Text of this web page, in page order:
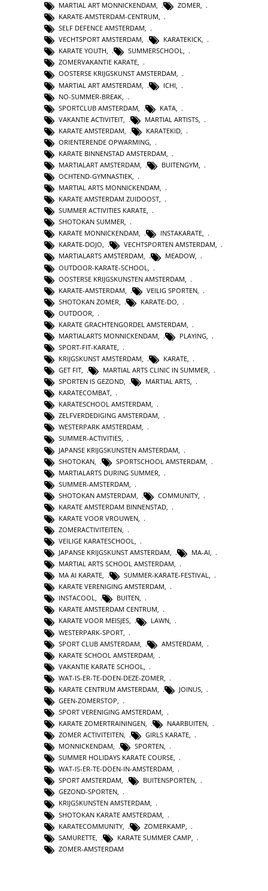
MARTIAL ART MONNICKENDAM, ZOMER,
KARATE-AMSTERDAM-CENTRUM,
SELF DEFENCE AMSTERDAM,
VECHTSPORT AMSTERDAM, KARATEKICK,
KARATE YOUTH, SUMMERSCHOOL,
ZOMERVAKANTIE KARATE,
OOSTERSE KRIJGSKUNST AMSTERDAM,
MARTIAL ART AMSTERDAM
ICHI
NO-SUMMER-BREAK
SPORTCLUB AMSTERDAM
KATA
VAKANTIE ACTIVITEIT
MARTIAL ARTISTS
KARATE AMSTERDAM
KARATEKID
ORIENTERENDE OPWARMING
KARATE BINNENSTAD AMSTERDAM
MARTIALART AMSTERDAM
BUITENGYM
OCHTEND-GYMNASTIEK,
MARTIAL ARTS MONNICKENDAM,
KARATE AMSTERDAM ZUIDOOST,
SUMMER ACTIVITIES KARATE,
SHOTOKAN SUMMER,
KARATE MONNICKENDAM, INSTAKARATE,
KARATE-DOJO, VECHTSPORTEN AMSTERDAM,
MARTIALARTS AMSTERDAM, MEADOW,
OUTDOOR-KARATE-SCHOOL
OOSTERSE KRIJGSKUNSTEN AMSTERDAM
KARATE-AMSTERDAM
VEILIG SPORTEN
SHOTOKAN ZOMER
KARATE-DO
OUTDOOR
KARATE GRACHTENGORDEL AMSTERDAM
MARTIALARTS MONNICKENDAM
PLAYING
SPORT-FIT-KARATE
KRIJGSKUNST AMSTERDAM, KARATE,
GET FIT, MARTIAL ARTS CLINIC IN SUMMER,
SPORTEN IS GEZOND, MARTIAL ARTS,
KARATECOMBAT,
KARATESCHOOL AMSTERDAM,
ZELFVERDEDIGING AMSTERDAM,
WESTERPARK AMSTERDAM,
SUMMER-ACTIVITIES,
JAPANSE KRIJGSKUNSTEN AMSTERDAM
SHOTOKAN
SPORTSCHOOL AMSTERDAM
MARTIALARTS DURING SUMMER
SUMMER-AMSTERDAM
SHOTOKAN AMSTERDAM
COMMUNITY
KARATE AMSTERDAM BINNENSTAD
KARATE VOOR VROUWEN
ZOMERACTIVITEITEN
VEILIGE KARATESCHOOL,
JAPANSE KRIJGSKUNST AMSTERDAM, MA-AI,
MARTIAL ARTS SCHOOL AMSTERDAM,
MA AI KARATE, SUMMER-KARATE-FESTIVAL,
KARATE VERENIGING AMSTERDAM,
INSTACOOL, BUITEN,
KARATE AMSTERDAM CENTRUM,
KARATE VOOR MEISJES, LAWN,
WESTERPARK-SPORT
SPORT CLUB AMSTERDAM
AMSTERDAM
KARATE SCHOOL AMSTERDAM
VAKANTIE KARATE SCHOOL
WAT-IS-ER-TE-DOEN-DEZE-ZOMER
KARATE CENTRUM AMSTERDAM
JOINUS
GEEN-ZOMERSTOP
SPORT VERENIGING AMSTERDAM
KARATE ZOMERTRAININGEN, NAARBUITEN,
ZOMER ACTIVITEITEN, GIRLS KARATE,
MONNICKENDAM, SPORTEN,
SUMMER HOLIDAYS KARATE COURSE,
WAT-IS-ER-TE-DOEN-IN-AMSTERDAM,
SPORT AMSTERDAM, BUITENSPORTEN,
GEZOND-SPORTEN,
KRIJGSKUNSTEN AMSTERDAM,
SHOTOKAN KARATE AMSTERDAM
KARATECOMMUNITY
ZOMERKAMP
SAMURETTE
KARATE SUMMER CAMP
ZOMER-AMSTERDAM